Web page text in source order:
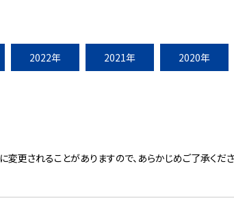
2022年 2021年 2020年
更されることがありますので、あらかじめご了承くださ